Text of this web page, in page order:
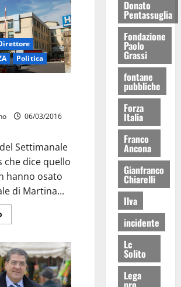
Politica
06/03/2016
Settimanale
che dice quello
hanno osato
di Martina...
Donato
Pentassuglia
Fondazione
Paolo
Grassi
fontane
pubbliche
Forza
Italia
Franco
Ancona
Gianfranco
Chiarelli
Ilva
incidente
Lc
Solito
Lega